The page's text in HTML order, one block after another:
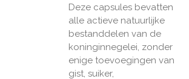
Deze capsules bevatten
alle actieve natuurlijke
bestanddelen van de
koninginnegelei, zonder
enige toevoegingen van
gist, suiker,